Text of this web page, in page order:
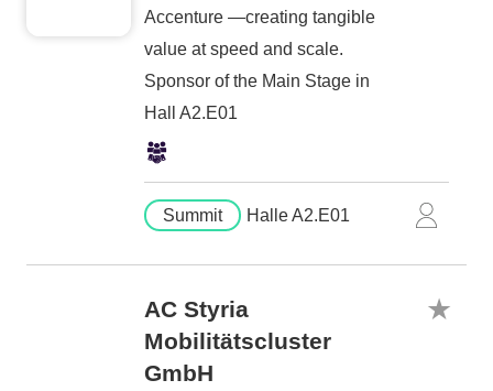
Accenture —creating tangible
value at speed and scale.
Sponsor of the Main Stage in
Hall A2.E01
Summit Halle A2.E01
AC Styria
Mobilitätscluster
GmbH